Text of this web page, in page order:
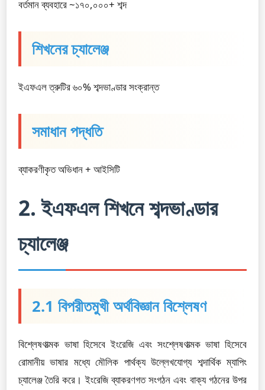
বর্তমান ব্যবহারে ~১৭০,০০০+ শব্দ
শিখনের চ্যালেঞ্জ
ইএফএল ত্রুটির ৬০% শব্দভাণ্ডার সংক্রান্ত
সমাধান পদ্ধতি
ব্যাকরণীকৃত অভিধান + আইসিটি
2. ইএফএল শিখনে শব্দভাণ্ডার
চ্যালেঞ্জ
2.1 বিপরীতমুখী অর্থবিজ্ঞান বিশ্লেষণ
বিশ্লেষণাত্মক ভাষা হিসেবে ইংরেজি এবং সংশ্লেষণাত্মক ভাষা হিসেবে
রোমানীয় ভাষার মধ্যে মৌলিক পার্থক্য উল্লেখযোগ্য শব্দার্থিক ম্যাপিং
চ্যালেঞ্জ তৈরি করে। ইংরেজি ব্যাকরণগত সংগঠন এবং বাক্য গঠনের উপর